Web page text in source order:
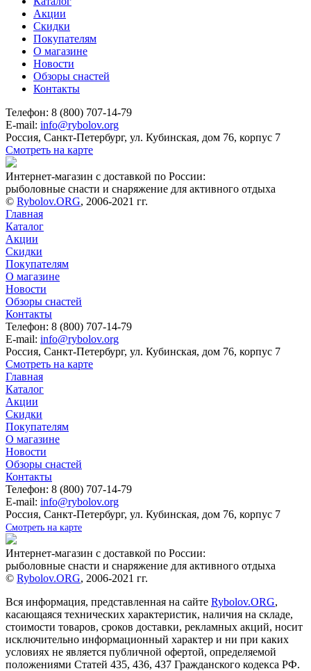
Акции
Скидки
Покупателям
О магазине
Новости
Обзоры снастей
Контакты
Телефон: 8 (800) 707-14-79
E-mail: info@rybolov.org
Россия, Санкт-Петербург, ул. Кубинская, дом 76, корпус 7
Смотреть на карте
Интернет-магазин с доставкой по России:
рыболовные снасти и снаряжение для активного отдыха
© Rybolov.ORG, 2006-2021 гг.
Главная
Каталог
Акции
Скидки
Покупателям
О магазине
Новости
Обзоры снастей
Контакты
Телефон: 8 (800) 707-14-79
E-mail: info@rybolov.org
Россия, Санкт-Петербург, ул. Кубинская, дом 76, корпус 7
Смотреть на карте
Главная
Каталог
Акции
Скидки
Покупателям
О магазине
Новости
Обзоры снастей
Контакты
Телефон: 8 (800) 707-14-79
E-mail: info@rybolov.org
Россия, Санкт-Петербург, ул. Кубинская, дом 76, корпус 7
Смотреть на карте
Интернет-магазин с доставкой по России:
рыболовные снасти и снаряжение для активного отдыха
© Rybolov.ORG, 2006-2021 гг.
Вся информация, представленная на сайте Rybolov.ORG,
касающаяся технических характеристик, наличия на складе,
стоимости товаров, сроков доставки, рекламных акций, носит
исключительно информационный характер и ни при каких
условиях не является публичной офертой, определяемой
положениями Статей 435, 436, 437 Гражданского кодекса РФ.